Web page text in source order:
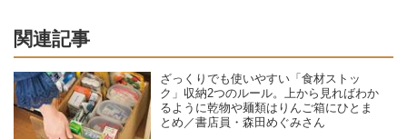
関連記事
ざっくりでも使いやすい「食材ストッ
ク」収納2つのルール。上から見ればわか
るように乾物や麺類はりんご箱にひとま
とめ／書店員・森田めぐみさん